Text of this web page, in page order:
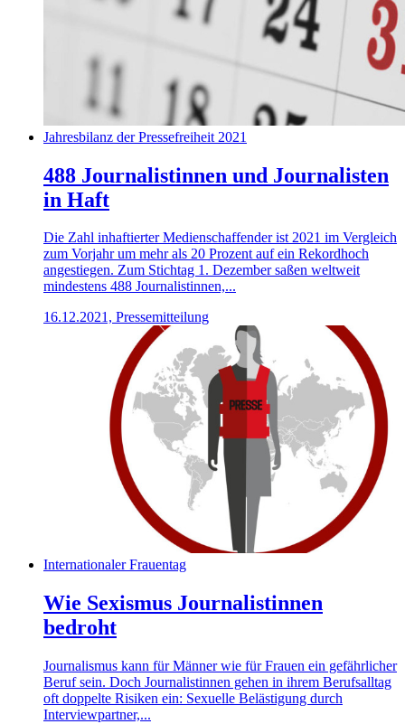
Jahresbilanz der Pressefreiheit 2021
488 Journalistinnen und Journalisten
in Haft
Die Zahl inhaftierter Medienschaffender ist 2021 im Vergleich
zum Vorjahr um mehr als 20 Prozent auf ein Rekordhoch
angestiegen. Zum Stichtag 1. Dezember saßen weltweit
mindestens 488 Journalistinnen,...
16.12.2021, Pressemitteilung
Internationaler Frauentag
Wie Sexismus Journalistinnen
bedroht
Journalismus kann für Männer wie für Frauen ein gefährlicher
Beruf sein. Doch Journalistinnen gehen in ihrem Berufsalltag
oft doppelte Risiken ein: Sexuelle Belästigung durch
Interviewpartner,...